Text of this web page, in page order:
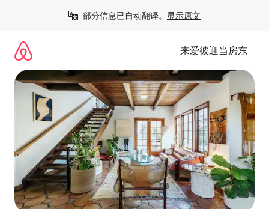
部分信息已自动翻译。 显示原文
来爱彼迎当房东